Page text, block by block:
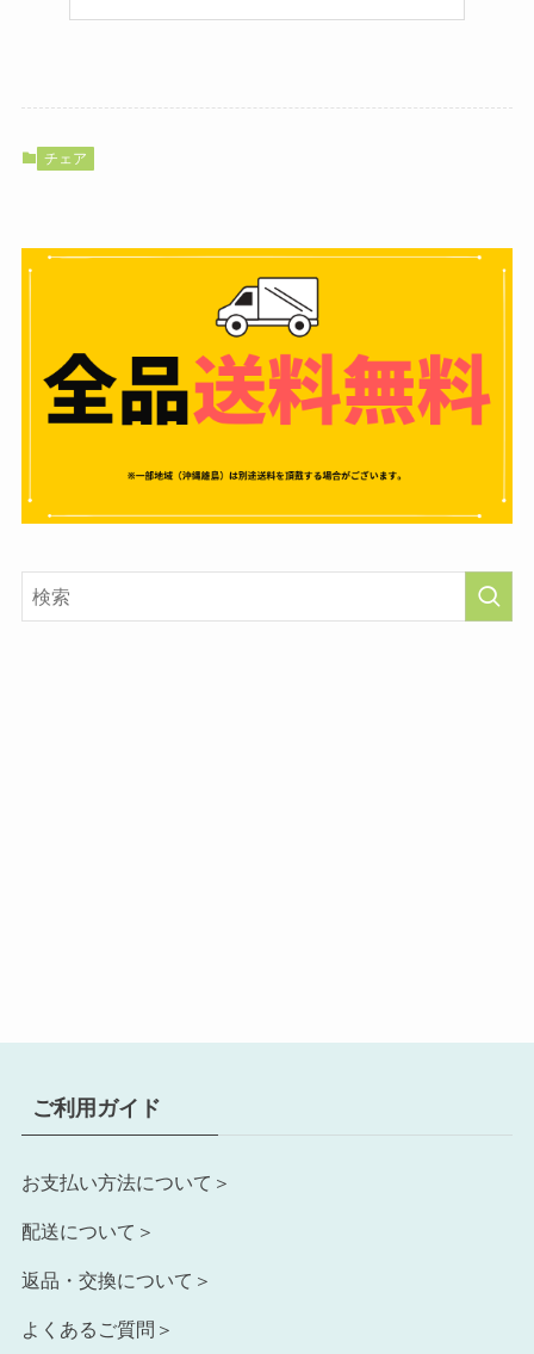
チェア
ご利用ガイド
お支払い方法について＞
配送について＞
返品・交換について＞
よくあるご質問＞